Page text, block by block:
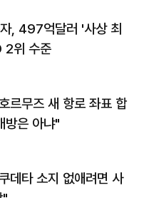
, 497억달러 '사상 최
2위 수준
르무즈 새 항로 좌표 합
방은 아냐"
데타 소지 없애려면 사